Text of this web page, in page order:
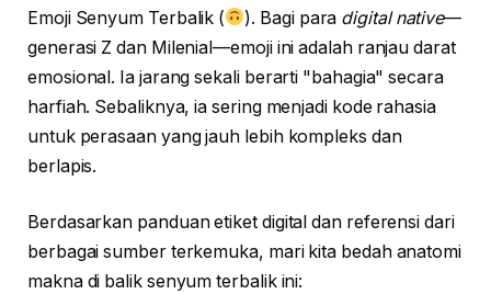
Emoji Senyum Terbalik (
). Bagi para digital native—
generasi Z dan Milenial—emoji ini adalah ranjau darat
emosional. Ia jarang sekali berarti "bahagia" secara
harfiah. Sebaliknya, ia sering menjadi kode rahasia
untuk perasaan yang jauh lebih kompleks dan
berlapis.
Berdasarkan panduan etiket digital dan referensi dari
berbagai sumber terkemuka, mari kita bedah anatomi
makna di balik senyum terbalik ini: